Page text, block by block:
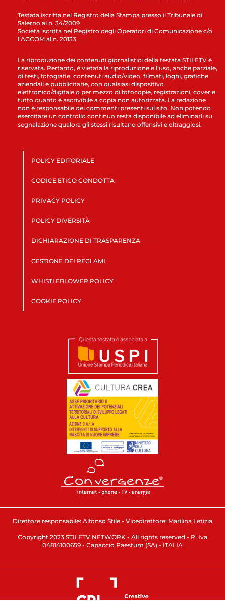
Testata iscritta nel Registro della Stampa presso il Tribunale di
Salerno al n. 34/2009
Società iscritta nel Registro degli Operatori di Comunicazione c/o
l’AGCOM al n. 20133
La riproduzione dei contenuti giornalistici della testata STILETV è
riservata. Pertanto, è vietata la riproduzione e l’uso, anche parziale,
di testi, fotografie, contenuti audio/video, filmati, loghi, grafiche
aziendali e pubblicitarie, con qualsiasi dispositivo
elettronico/digitale o per mezzo di fotocopie, registrazioni, cover e
tutto quanto è ascrivibile a copia non autorizzata. La redazione
non è responsabile dei commenti presenti sul sito. Non potendo
esercitare un controllo continuo resta disponibile ad eliminarli su
segnalazione qualora gli stessi risultano offensivi e oltraggiosi.
POLICY EDITORIALE
CODICE ETICO CONDOTTA
PRIVACY POLICY
POLICY DIVERSITÀ
DICHIARAZIONE DI TRASPARENZA
GESTIONE DEI RECLAMI
WHISTLEBLOWER POLICY
COOKIE POLICY
Direttore responsabile: Alfonso Stile - Vicedirettore: Marilina Letizia
Copyright 2023 STILETV NETWORK - All rights reserved - P. Iva
04814100659 - Capaccio Paestum (SA) - ITALIA